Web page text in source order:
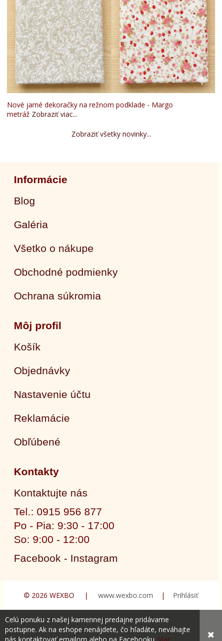
Nové jarné dekoračky na režnom podklade - Margo
metráž Zobraziť viac...
Zobraziť všetky novinky...
Informácie
Blog
Galéria
Všetko o nákupe
Obchodné podmienky
Ochrana súkromia
Môj profil
Košík
Objednávky
Nastavenie účtu
Reklamácie
Obľúbené
Kontakty
Kontaktujte nás
Tel.: 0915 956 877
Po - Pia: 9:30 - 17:00
So: 9:00 - 12:00
Facebook - Instagram
© 2026 WEXBO | www.wexbo.com | Prihlásiť
Celú ponuku z našej kamennej predajne pridávame
postupne. Ak na eshope nenájdete, čo hľadáte, neváhajte
✖